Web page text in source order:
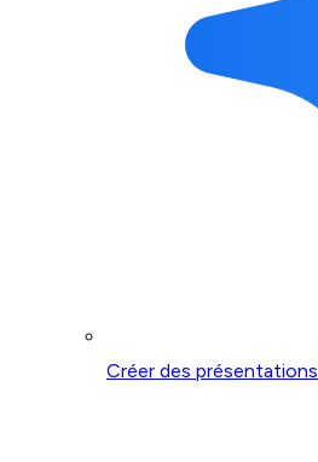
Créer des présentations